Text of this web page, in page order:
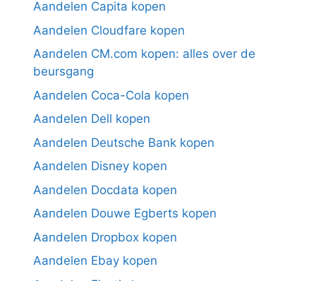
Aandelen Capita kopen
Aandelen Cloudfare kopen
Aandelen CM.com kopen: alles over de
beursgang
Aandelen Coca-Cola kopen
Aandelen Dell kopen
Aandelen Deutsche Bank kopen
Aandelen Disney kopen
Aandelen Docdata kopen
Aandelen Douwe Egberts kopen
Aandelen Dropbox kopen
Aandelen Ebay kopen